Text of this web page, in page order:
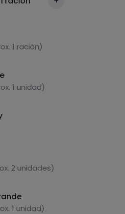
1 ración)
1 unidad)
2 unidades)
1 unidad)